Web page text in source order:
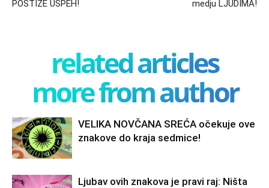
POSTIZE USPEH!
medju LJUDIMA!
related articles
more from author
VELIKA NOVČANA SREĆA očekuje ove
znakove do kraja sedmice!
Ljubav ovih znakova je pravi raj: Ništa